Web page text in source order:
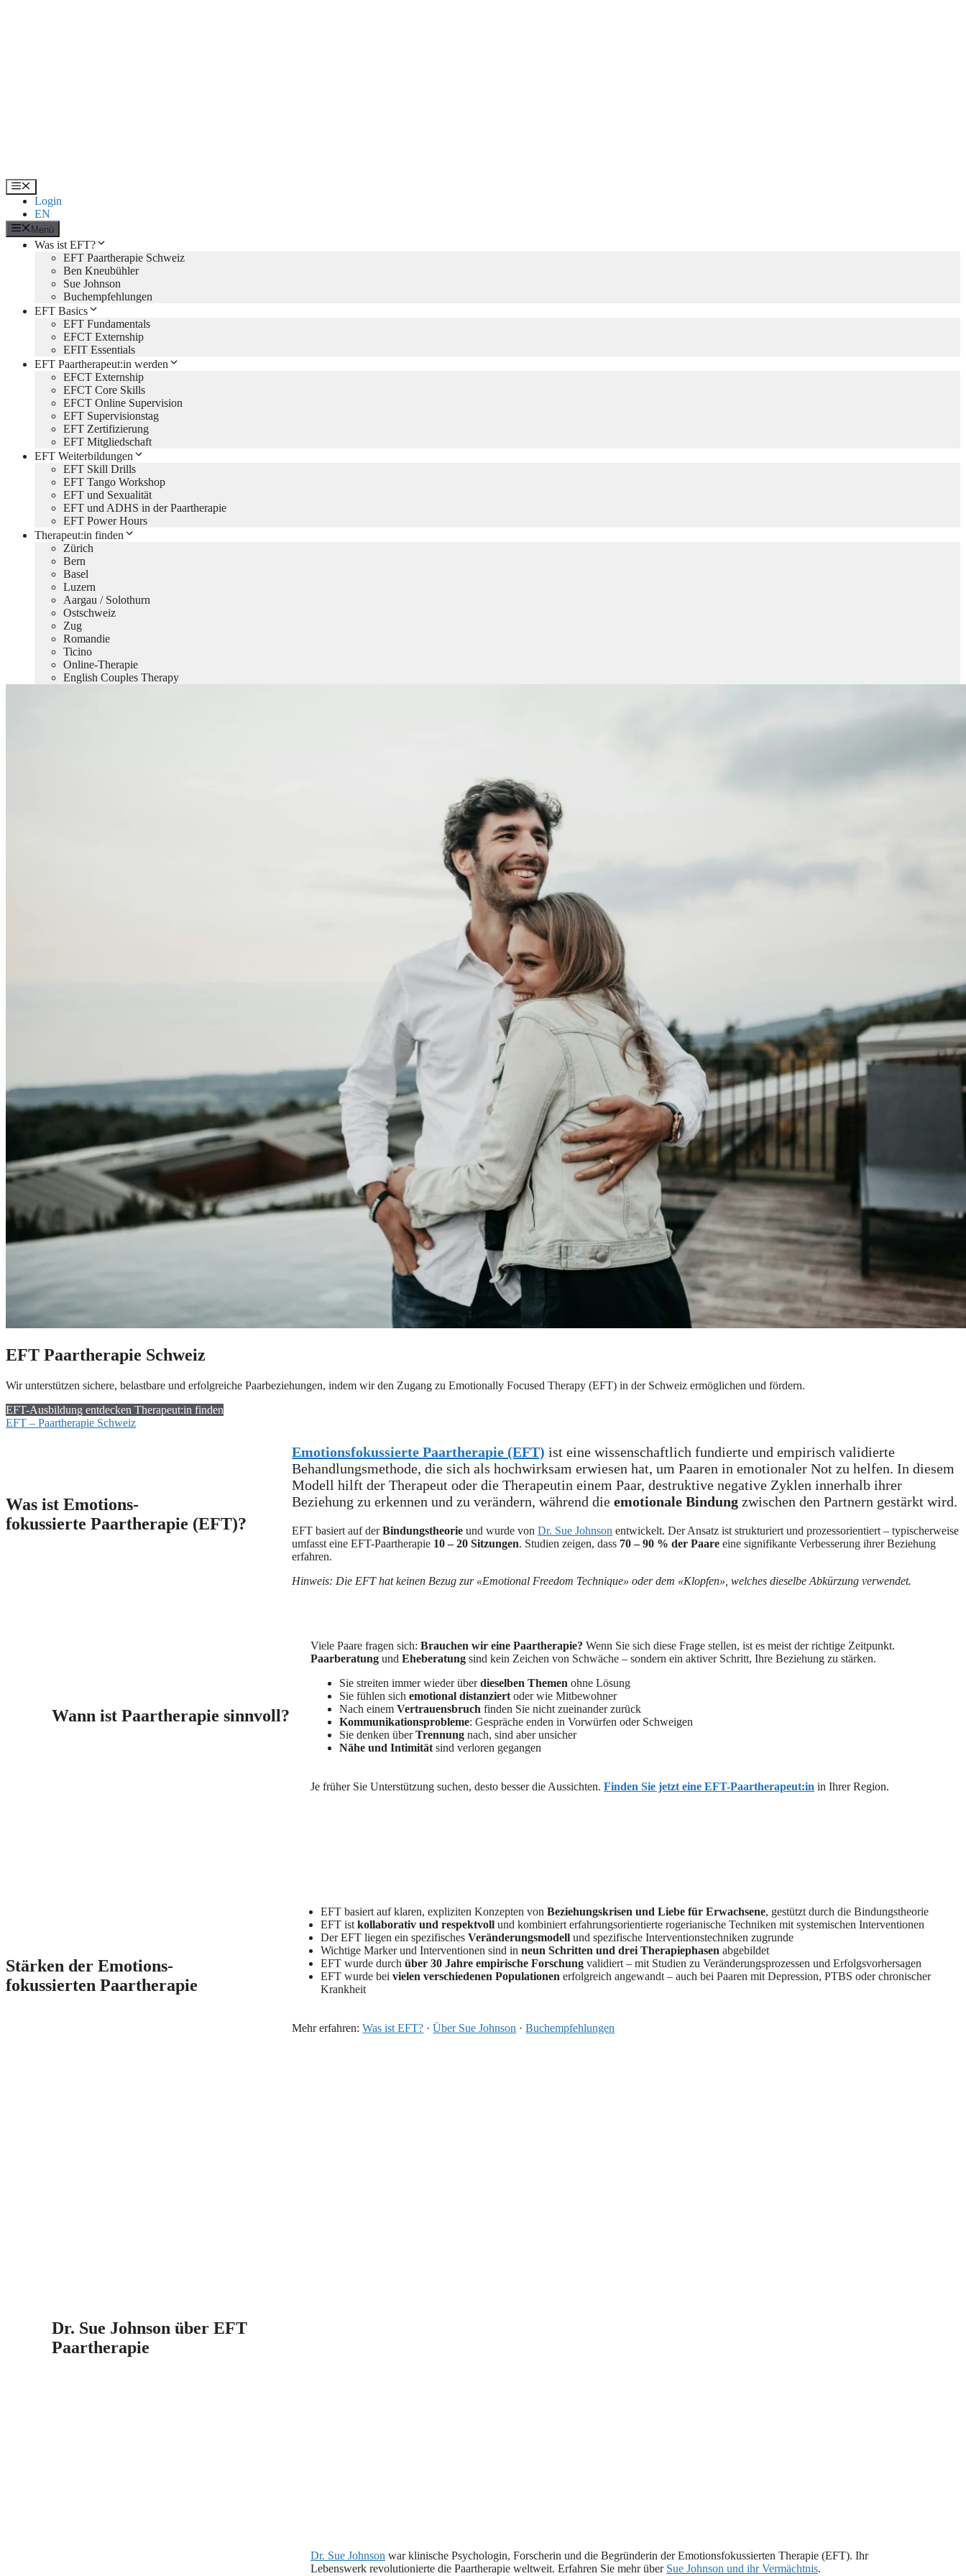
Menü
Login
EN
Menü
Was ist EFT?
EFT Paartherapie Schweiz
Ben Kneubühler
Sue Johnson
Buchempfehlungen
EFT Basics
EFT Fundamentals
EFCT Externship
EFIT Essentials
EFT Paartherapeut:in werden
EFCT Externship
EFCT Core Skills
EFCT Online Supervision
EFT Supervisionstag
EFT Zertifizierung
EFT Mitgliedschaft
EFT Weiterbildungen
EFT Skill Drills
EFT Tango Workshop
EFT und Sexualität
EFT und ADHS in der Paartherapie
EFT Power Hours
Therapeut:in finden
Zürich
Bern
Basel
Luzern
Aargau / Solothurn
Ostschweiz
Zug
Romandie
Ticino
Online-Therapie
English Couples Therapy
EFT Paartherapie Schweiz
Wir unterstützen sichere, belastbare und erfolgreiche Paarbeziehungen, indem wir den Zugang zu Emotionally Focused Therapy (EFT) in der Schweiz ermöglichen und fördern.
EFT-Ausbildung entdecken Therapeut:in finden
EFT – Paartherapie Schweiz
Was ist Emotions-
fokussierte Paartherapie (EFT)?
Emotionsfokussierte Paartherapie (EFT) ist eine wissenschaftlich fundierte und empirisch validierte
Behandlungsmethode, die sich als hochwirksam erwiesen hat, um Paaren in emotionaler Not zu helfen. In diesem
Modell hilft der Therapeut oder die Therapeutin einem Paar, destruktive negative Zyklen innerhalb ihrer
Beziehung zu erkennen und zu verändern, während dieemotionale Bindung zwischen den Partnern gestärkt wird.
EFT basiert auf derBindungstheorie und wurde vonDr. Sue Johnson entwickelt. Der Ansatz ist strukturiert und prozessorientiert – typischerweise
umfasst eine EFT-Paartherapie 10 – 20 Sitzungen. Studien zeigen, dass 70 – 90 % der Paare eine signifikante Verbesserung ihrer Beziehung
erfahren.
Hinweis: Die EFT hat keinen Bezug zur «Emotional Freedom Technique» oder dem «Klopfen», welches dieselbe Abkürzung verwendet.
Wann ist Paartherapie sinnvoll?
Viele Paare fragen sich: Brauchen wir eine Paartherapie? Wenn Sie sich diese Frage stellen, ist es meist der richtige Zeitpunkt.
Paarberatung und Eheberatung sind kein Zeichen von Schwäche – sondern ein aktiver Schritt, Ihre Beziehung zu stärken.
Sie streiten immer wieder überdieselben Themen ohne Lösung
Sie fühlen sich emotional distanziert oder wie Mitbewohner
Nach einem Vertrauensbruch finden Sie nicht zueinander zurück
Kommunikationsprobleme: Gespräche enden in Vorwürfen oder Schweigen
Sie denken überTrennung nach, sind aber unsicher
Nähe und Intimität sind verloren gegangen
Je früher Sie Unterstützung suchen, desto besser die Aussichten. Finden Sie jetzt eine EFT-Paartherapeut:in in Ihrer Region.
Stärken der Emotions-
fokussierten Paartherapie
EFT basiert auf klaren, expliziten Konzepten vonBeziehungskrisen und Liebe für Erwachsene, gestützt durch die Bindungstheorie
EFT istkollaborativ und respektvoll und kombiniert erfahrungsorientierte rogerianische Techniken mit systemischen Interventionen
Der EFT liegen ein spezifischesVeränderungsmodell und spezifische Interventionstechniken zugrunde
Wichtige Marker und Interventionen sind inneun Schritten und drei Therapiephasen abgebildet
EFT wurde durchüber 30 Jahre empirische Forschung validiert – mit Studien zu Veränderungsprozessen und Erfolgsvorhersagen
EFT wurde beivielen verschiedenen Populationen erfolgreich angewandt – auch bei Paaren mit Depression, PTBS oder chronischer
Krankheit
Mehr erfahren:Was ist EFT? ·Über Sue Johnson ·Buchempfehlungen
Dr. Sue Johnson über EFT
Paartherapie
Dr. Sue Johnson war klinische Psychologin, Forscherin und die Begründerin der Emotionsfokussierten Therapie (EFT). Ihr
Lebenswerk revolutionierte die Paartherapie weltweit. Erfahren Sie mehr über Sue Johnson und ihr Vermächtnis.